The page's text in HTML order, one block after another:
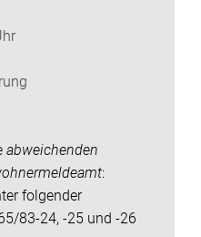
abweichenden
:
folgender
83-24, -25 und -26